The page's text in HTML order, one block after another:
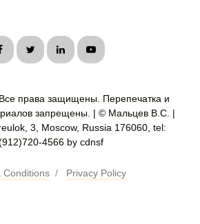
права защищены. Перепечатка и
запрещены. | © Мальцев В.С. |
3, Moscow, Russia 176060, tel:
4566 by cdnsf
Conditions / Privacy Policy